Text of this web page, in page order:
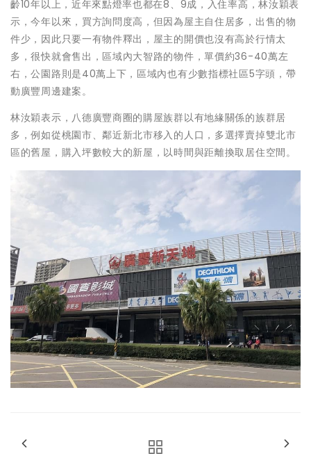
齡10年以上，近年來點燈率也都在8、9成，入住率高，林汝穎表
示，今年以來，買方詢問度高，但因為屋主自住居多，出售的物
件少，因此只要一有物件釋出，屋主的開價也沒有高於行情太
多，很快就會售出，區域內大智路的物件，單價約36-40萬左
右，公園路則是40萬上下，區域內也有少數指標社區5字頭，帶
動廣豐周邊建案。
林汝穎表示，八德廣豐商圈的購屋族群以有地緣關係的族群居
多，例如從桃園市、鄰近新北市移入的人口，多選擇賣掉雙北市
區的舊屋，購入坪數較大的新屋，以時間與距離換取居住空間。